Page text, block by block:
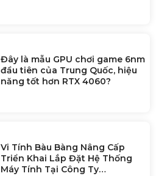
Đây là mẫu GPU chơi game 6nm
đầu tiên của Trung Quốc, hiệu
năng tốt hơn RTX 4060?
Vi Tính Bàu Bàng Nâng Cấp
Triển Khai Lắp Đặt Hệ Thống
Máy Tính Tại Công Ty